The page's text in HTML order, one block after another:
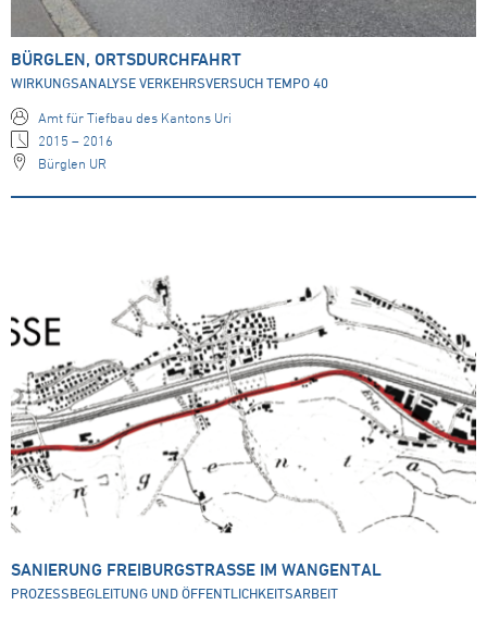
BÜRGLEN, ORTSDURCHFAHRT
WIRKUNGSANALYSE VERKEHRSVERSUCH TEMPO 40
Amt für Tiefbau des Kantons Uri
2015 – 2016
Bürglen UR
SANIERUNG FREIBURGSTRASSE IM WANGENTAL
PROZESSBEGLEITUNG UND ÖFFENTLICHKEITSARBEIT